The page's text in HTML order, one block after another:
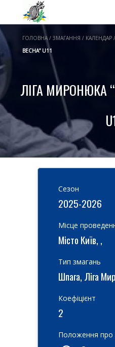
ГОЛОВНА / ЗМАГАННЯ / КАЛЕНДАР
ВЕСНА” U11
ЛІГА МИРОНЮКА
Cезон
2025-2026
Місце
Місто Київ, ,
Тип змагань
Шпага, Ліга
Коефіцієнт
2
Положення про